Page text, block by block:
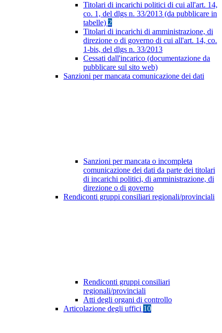
Titolari di incarichi politici di cui all'art. 14,
co. 1, del dlgs n. 33/2013 (da pubblicare in
tabelle) 2
Titolari di incarichi di amministrazione, di
direzione o di governo di cui all'art. 14, co.
1-bis, del dlgs n. 33/2013
Cessati dall'incarico (documentazione da
pubblicare sul sito web)
Sanzioni per mancata comunicazione dei dati
Sanzioni per mancata o incompleta
comunicazione dei dati da parte dei titolari
di incarichi politici, di amministrazione, di
direzione o di governo
Rendiconti gruppi consiliari regionali/provinciali
Rendiconti gruppi consiliari
regionali/provinciali
Atti degli organi di controllo
Articolazione degli uffici 10